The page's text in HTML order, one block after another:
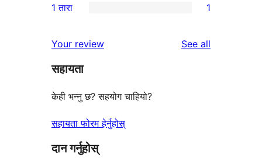
समीक्षा
तारा
2-
समीक्षाहरू
तारा
समीक्षा
1 तारा 1
Your review See all
सहायता
केही भन्नु छ? सहयोग चाहियो?
सहायता फोरम हेर्नुहोस्
दान गर्नुहोस्